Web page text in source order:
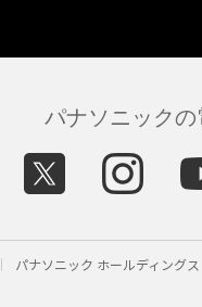
パナソニックの
パナソニック ホールディングス